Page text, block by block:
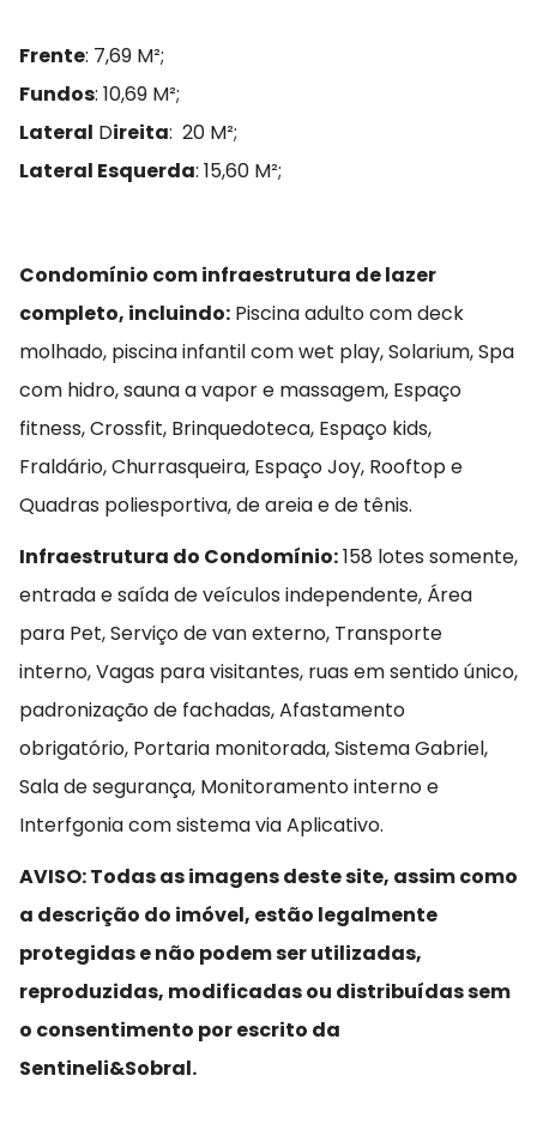
Frente: 7,69 M²;
Fundos: 10,69 M²;
Lateral Direita: 20 M²;
Lateral Esquerda: 15,60 M²;
Condomínio com infraestrutura de lazer
completo, incluindo: Piscina adulto com deck
molhado, piscina infantil com wet play, Solarium, Spa
com hidro, sauna a vapor e massagem, Espaço
fitness, Crossfit, Brinquedoteca, Espaço kids,
Fraldário, Churrasqueira, Espaço Joy, Rooftop e
Quadras poliesportiva, de areia e de tênis.
Infraestrutura do Condomínio:158 lotes somente,
entrada e saída de veículos independente, Área
para Pet, Serviço de van externo, Transporte
interno, Vagas para visitantes, ruas em sentido único,
padronização de fachadas, Afastamento
obrigatório, Portaria monitorada, Sistema Gabriel,
Sala de segurança, Monitoramento interno e
Interfgonia com sistema via Aplicativo.
AVISO: Todas as imagens deste site, assim como
a descrição do imóvel, estão legalmente
protegidas e não podem ser utilizadas,
reproduzidas, modificadas ou distribuídas sem
o consentimento por escrito da
Sentineli&Sobral.